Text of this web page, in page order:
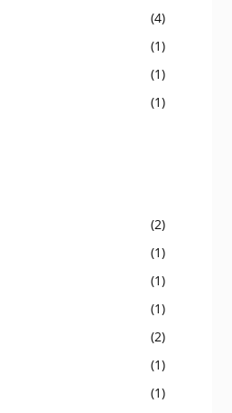
(4)
(1)
(1)
(1)
(2)
(1)
(1)
(1)
(2)
(1)
(1)